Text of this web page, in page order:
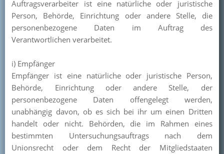
Auftragsverarbeiter ist eine natürliche oder juristische
Person, Behörde, Einrichtung oder andere Stelle, die
personenbezogene Daten im Auftrag des
Verantwortlichen verarbeitet.
i) Empfänger
Empfänger ist eine natürliche oder juristische Person,
Behörde, Einrichtung oder andere Stelle, der
personenbezogene Daten offengelegt werden,
unabhängig davon, ob es sich bei ihr um einen Dritten
handelt oder nicht. Behörden, die im Rahmen eines
bestimmten Untersuchungsauftrags nach dem
Unionsrecht oder dem Recht der Mitgliedstaaten